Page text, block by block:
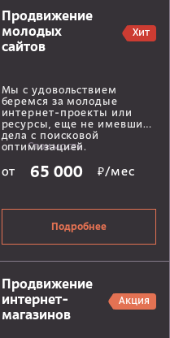
Продвижение
молодых
сайтов
Хит
Мы с удовольствием
беремся за молодые
интернет-проекты или
ресурсы, еще не имевшие
дела с поисковой
оптимизацией.
Стоимость
от 65 000 ₽/мес
Подробнее
Продвижение
интернет-
магазинов
Акция